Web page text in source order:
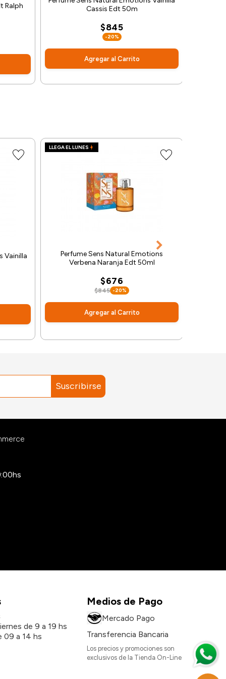
Ralph
Cassis Edt 50m
$845
-20%
Agregar al Carrito
Vainilla
LLEGA EL LUNES
Perfume Sens Natural Emotions
Verbena Naranja Edt 50ml
$676
$845 -20%
Agregar al Carrito
Suscribirse
de 9 a 19 hs
09 a 14 hs
Medios de Pago
Mercado Pago
Transferencia Bancaria
Los precios y promociones son
exclusivos de la Tienda On-Line